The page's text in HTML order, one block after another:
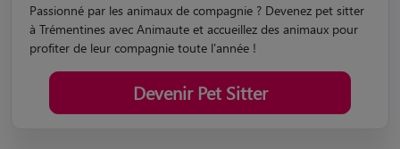
Passionné par les animaux de compagnie ? Devenez pet sitter
à Trémentines avec Animaute et accueillez des animaux pour
profiter de leur compagnie toute l'année !
Devenir Pet Sitter